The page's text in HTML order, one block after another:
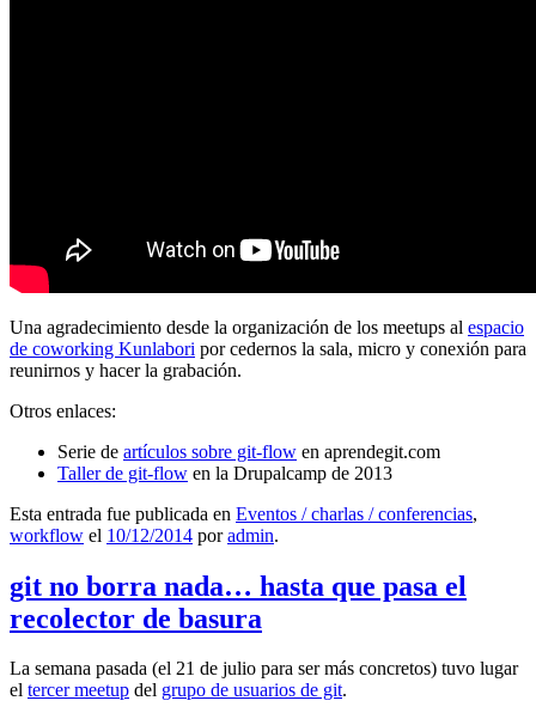
Una agradecimiento desde la organización de los meetups al espacio
de coworking Kunlabori por cedernos la sala, micro y conexión para
reunirnos y hacer la grabación.
Otros enlaces:
Serie de artículos sobre git-flow en aprendegit.com
Taller de git-flow en la Drupalcamp de 2013
Esta entrada fue publicada en Eventos / charlas / conferencias,
workflow el 10/12/2014 poradmin.
git no borra nada… hasta que pasa el
recolector de basura
La semana pasada (el 21 de julio para ser más concretos) tuvo lugar
el tercer meetup del grupo de usuarios de git.